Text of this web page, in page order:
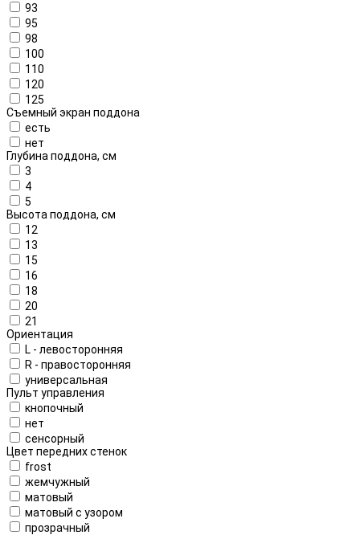
93
95
98
100
110
120
125
Съемный экран поддона
есть
нет
Глубина поддона, см
3
4
5
Высота поддона, см
12
13
15
16
18
20
21
Ориентация
L - левосторонняя
R - правосторонняя
универсальная
Пульт управления
кнопочный
нет
сенсорный
Цвет передних стенок
frost
жемчужный
матовый
матовый с узором
прозрачный